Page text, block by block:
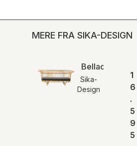
MERE FRA SIKA-DESIGN
Belladonna
Sika-
Design
1
6
.
5
9
5